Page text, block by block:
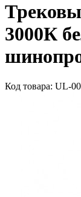
3000К
Код товара: UL-